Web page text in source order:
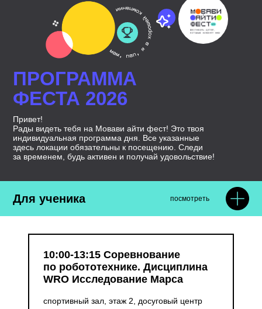
ПРОГРАММА
ФЕСТА 2026
Привет!
Рады видеть тебя на Мовави айти фест! Это твоя
индивидуальная программа дня. Все указанные
здесь локации обязательны к посещению. Следи
за временем, будь активен и получай удовольствие!
Для ученика посмотреть
10:00-13:15 Соревнование
по робототехнике. Дисциплина
WRO Исследование Марса
спортивный зал, этаж 2, досуговый центр